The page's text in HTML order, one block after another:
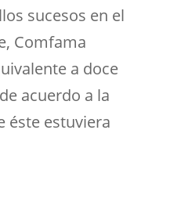
sucesos en el
Comfama
a doce
acuerdo a la
éste estuviera